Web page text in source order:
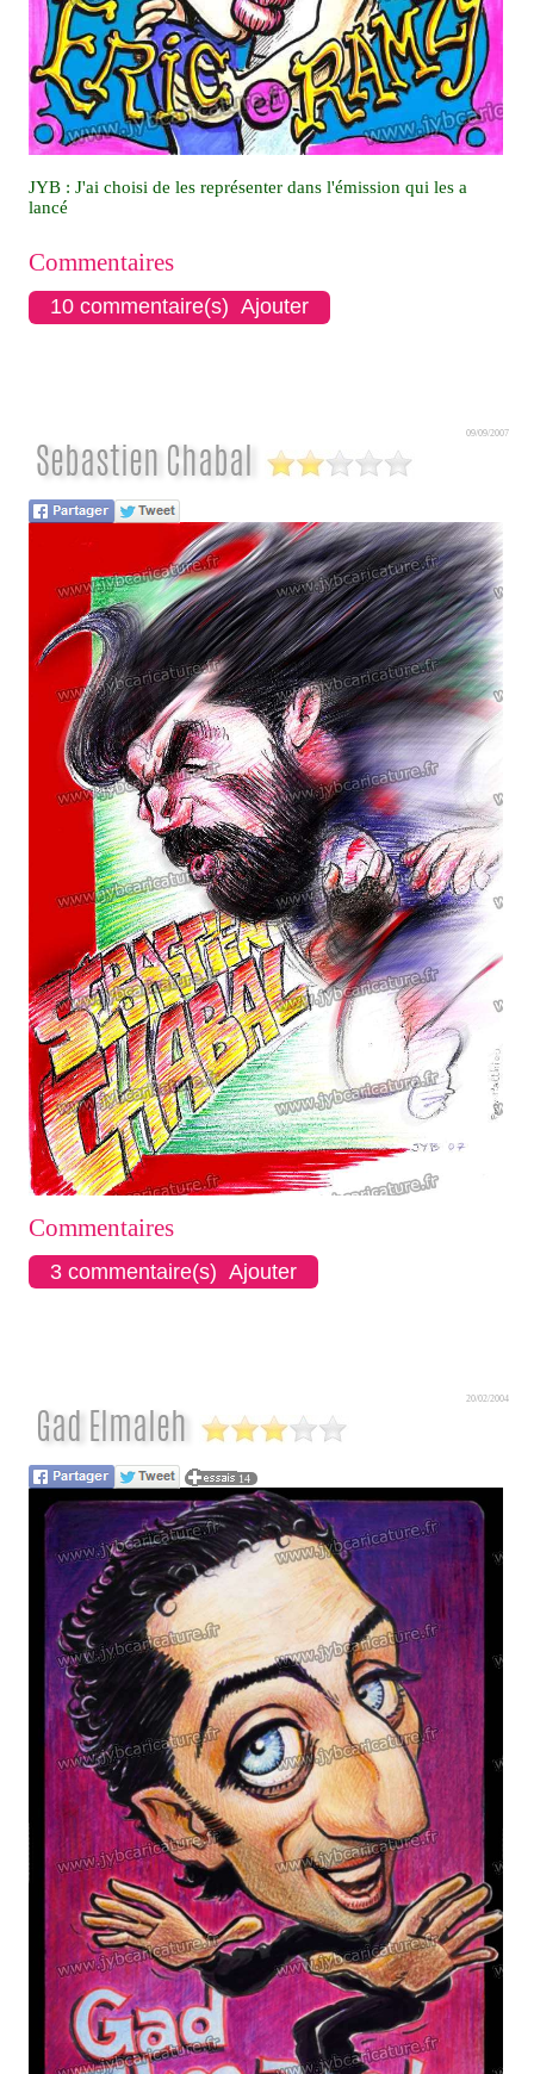
JYB : J'ai choisi de les représenter dans l'émission qui les a
lancé
Commentaires
10 commentaire(s) Ajouter
Sebastien Chabal
09/09/2007
Commentaires
3 commentaire(s) Ajouter
Gad Elmaleh
20/02/2004
14